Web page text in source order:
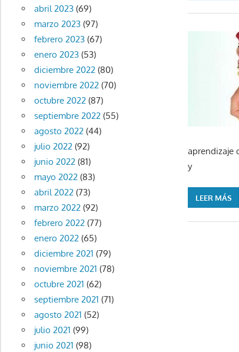
aprendizaje
y
LEER MÁS
abril 2023(69)
marzo 2023(97)
febrero 2023(67)
enero 2023(53)
diciembre 2022(80)
noviembre 2022(70)
octubre 2022(87)
septiembre 2022(55)
agosto 2022(44)
julio 2022(92)
junio 2022(81)
mayo 2022(83)
abril 2022(73)
marzo 2022(92)
febrero 2022(77)
enero 2022(65)
diciembre 2021 (79)
noviembre 2021 (78)
octubre 2021 (62)
septiembre 2021 (71)
agosto 2021 (52)
julio 2021 (99)
junio 2021 (98)